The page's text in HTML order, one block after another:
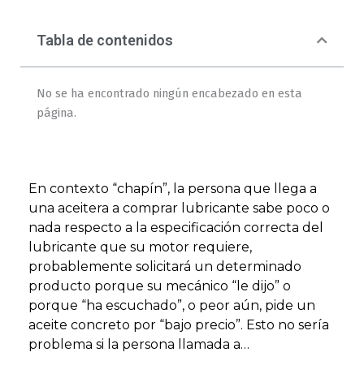
Tabla de contenidos
No se ha encontrado ningún encabezado en esta
página.
En contexto “chapín”, la persona que llega a
una aceitera a comprar lubricante sabe poco o
nada respecto a la especificación correcta del
lubricante que su motor requiere,
probablemente solicitará un determinado
producto porque su mecánico “le dijo” o
porque “ha escuchado”, o peor aún, pide un
aceite concreto por “bajo precio”. Esto no sería
problema si la persona llamada a…